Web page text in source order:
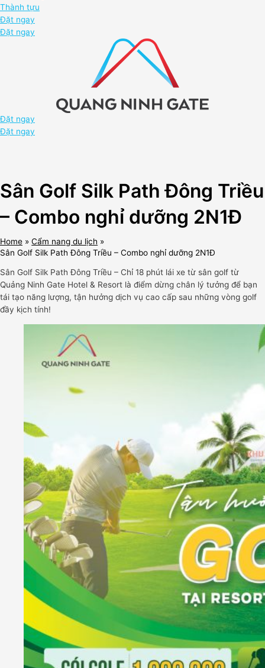
Thành tựu
Đặt ngay
Đặt ngay
Đặt ngay
Đặt ngay
Sân Golf Silk Path Đông Triều
– Combo nghỉ dưỡng 2N1Đ
Home
Cẩm nang du lịch
Sân Golf Silk Path Đông Triều – Combo nghỉ dưỡng 2N1Đ
Sân Golf Silk Path Đông Triều – Chỉ 18 phút lái xe từ sân golf từ
Quảng Ninh Gate Hotel & Resort là điểm dừng chân lý tưởng để bạn
tái tạo năng lượng, tận hưởng dịch vụ cao cấp sau những vòng golf
đầy kịch tính!